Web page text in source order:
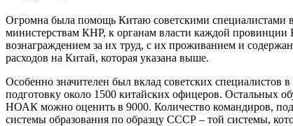
Огромна была помощь Китаю советскими
министерствам КНР, к органам власти каждой
вознаграждением за их труд, с их проживанием и
расходов на Китай, которая указана выше.
Особенно значителен был вклад советских
подготовку около 1500 китайских офицеров. Остальных
НОАК можно оценить в 9000. Количество командиров,
системы образования по образцу СССР – той системы,